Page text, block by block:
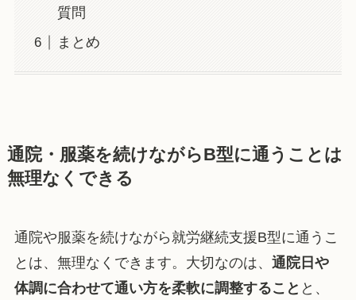
質問
まとめ
通院・服薬を続けながらB型に通うことは
無理なくできる
通院や服薬を続けながら就労継続支援B型に通うこ
とは、無理なくできます。大切なのは、 通院日や
体調に合わせて通い方を柔軟に調整すること と、